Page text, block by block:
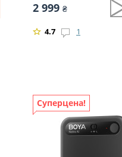
2 999 ₴
4.7 1
Суперцена!